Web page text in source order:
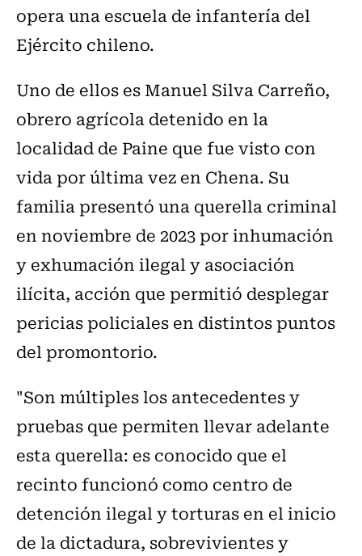
opera una escuela de infantería del
Ejército chileno.
Uno de ellos es Manuel Silva Carreño,
obrero agrícola detenido en la
localidad de Paine que fue visto con
vida por última vez en Chena. Su
familia presentó una querella criminal
en noviembre de 2023 por inhumación
y exhumación ilegal y asociación
ilícita, acción que permitió desplegar
pericias policiales en distintos puntos
del promontorio.
"Son múltiples los antecedentes y
pruebas que permiten llevar adelante
esta querella: es conocido que el
recinto funcionó como centro de
detención ilegal y torturas en el inicio
de la dictadura, sobrevivientes y